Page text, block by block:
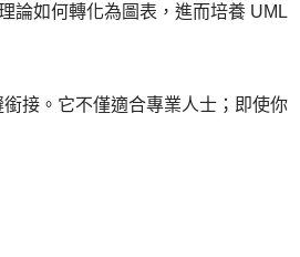
論如何轉化為圖表，進而培養 UML
接。它不僅適合專業人士；即使你